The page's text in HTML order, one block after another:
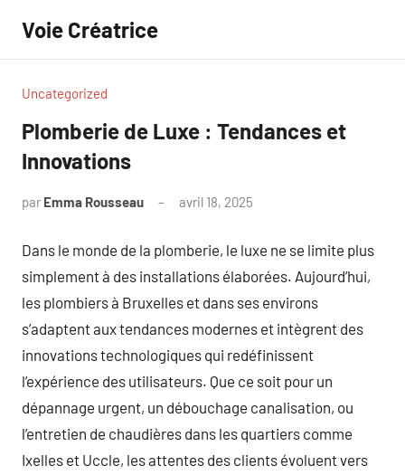
contenu
Voie Créatrice
Uncategorized
Plomberie de Luxe : Tendances et
Innovations
par Emma Rousseau avril 18, 2025
Dans le monde de la plomberie, le luxe ne se limite plus
simplement à des installations élaborées. Aujourd’hui,
les plombiers à Bruxelles et dans ses environs
s’adaptent aux tendances modernes et intègrent des
innovations technologiques qui redéfinissent
l’expérience des utilisateurs. Que ce soit pour un
dépannage urgent, un débouchage canalisation, ou
l’entretien de chaudières dans les quartiers comme
Ixelles et Uccle, les attentes des clients évoluent vers